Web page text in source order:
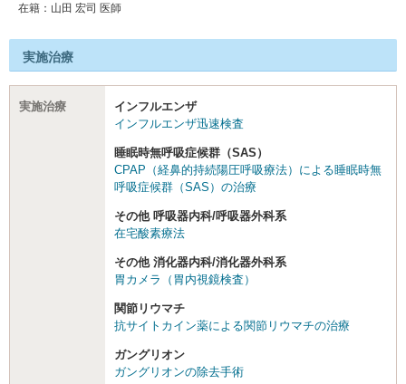
在籍：山田 宏司 医師
実施治療
実施治療
インフルエンザ
インフルエンザ迅速検査
睡眠時無呼吸症候群（SAS）
CPAP（経鼻的持続陽圧呼吸療法）による睡眠時無
呼吸症候群（SAS）の治療
その他 呼吸器内科/呼吸器外科系
在宅酸素療法
その他 消化器内科/消化器外科系
胃カメラ（胃内視鏡検査）
関節リウマチ
抗サイトカイン薬による関節リウマチの治療
ガングリオン
ガングリオンの除去手術